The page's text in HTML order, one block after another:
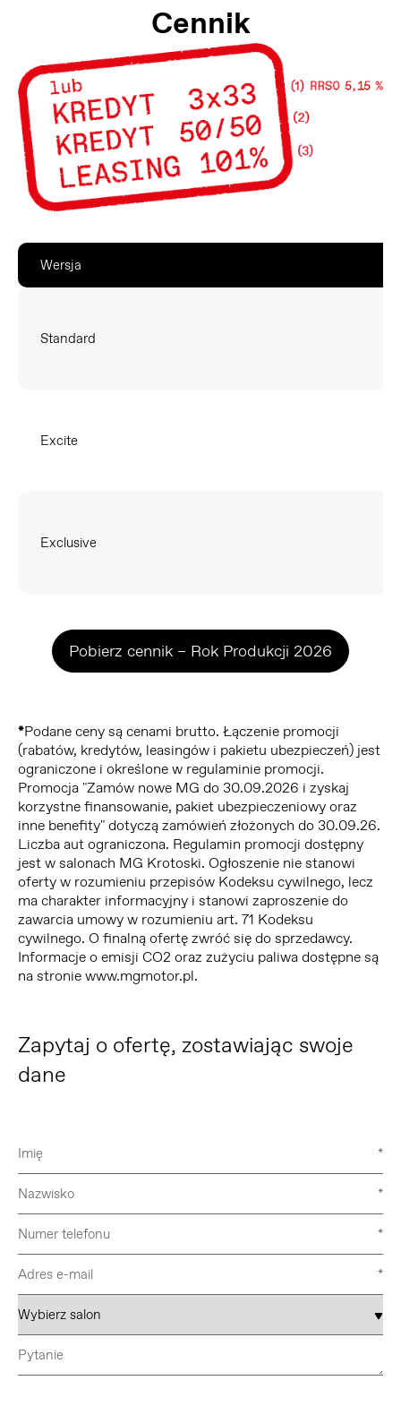
Cennik
Wersja
Standard
Excite
Exclusive
Pobierz cennik – Rok Produkcji 2026
*Podane ceny są cenami brutto. Łączenie promocji
(rabatów, kredytów, leasingów i pakietu ubezpieczeń) jest
ograniczone i określone w regulaminie promocji.
Promocja "Zamów nowe MG do 30.09.2026 i zyskaj
korzystne finansowanie, pakiet ubezpieczeniowy oraz
inne benefity" dotyczą zamówień złożonych do 30.09.26.
Liczba aut ograniczona. Regulamin promocji dostępny
jest w salonach MG Krotoski. Ogłoszenie nie stanowi
oferty w rozumieniu przepisów Kodeksu cywilnego, lecz
ma charakter informacyjny i stanowi zaproszenie do
zawarcia umowy w rozumieniu art. 71 Kodeksu
cywilnego. O finalną ofertę zwróć się do sprzedawcy.
Informacje o emisji CO2 oraz zużyciu paliwa dostępne są
na stroniewww.mgmotor.pl.
Zapytaj o ofertę, zostawiając swoje
dane